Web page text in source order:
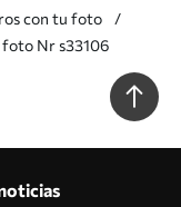
con tu foto
foto Nr s33106